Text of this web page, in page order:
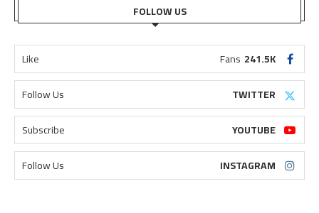
FOLLOW US
241.5K
Fans
Like
TWITTER
Follow Us
YOUTUBE
Subscribe
INSTAGRAM
Follow Us